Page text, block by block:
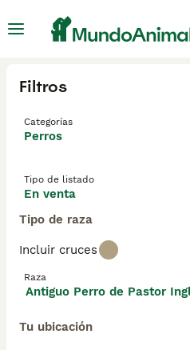
Filtros
Categorías
Perros
Tipo de listado
En venta
Tipo de raza
Incluir cruces
Raza
Antiguo Perro de Pastor
Tu ubicación